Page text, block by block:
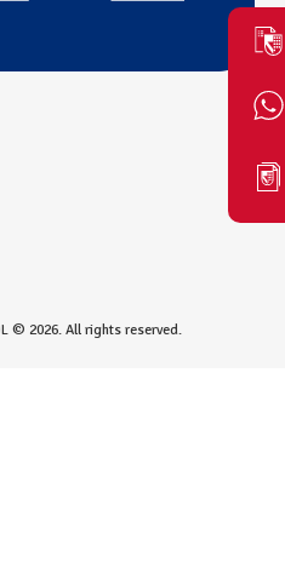
© 2026. All rights reserved.